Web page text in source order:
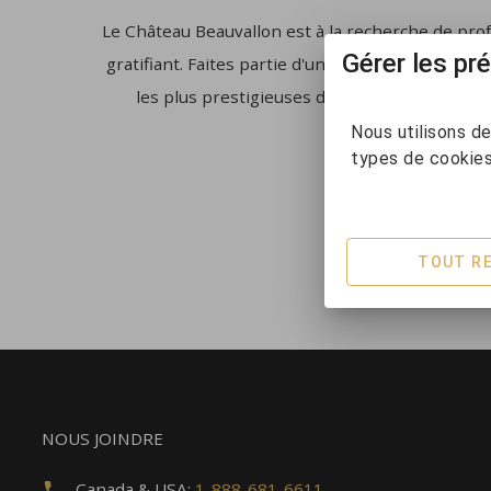
Le Château Beauvallon est à la recherche de
gratifiant. Faites partie d'une équipe qui crée
les plus prestigieuses de la région.
NOUS JOINDRE
Gérer les
Nous utilisons
types de
TOUT